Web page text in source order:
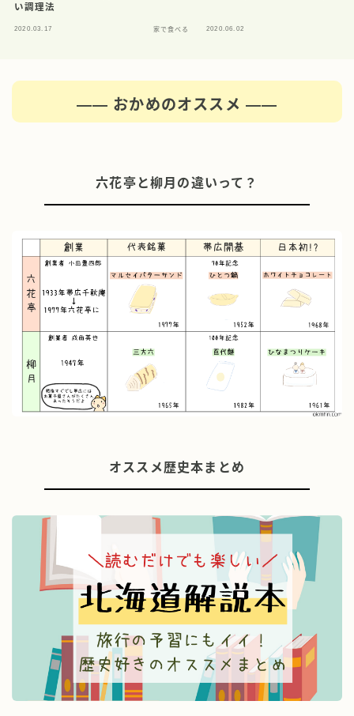
い調理法
2020.03.17 家で食べる 2020.06.02
―― おかめのオススメ ――
六花亭と柳月の違いって？
オススメ歴史本まとめ